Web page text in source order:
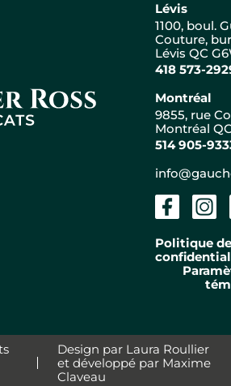
Avocats
Lévis
1100, boul.
Couture,
Lévis QC
418 573-
Montréal
9855, rue
Montréal
514 905-
Politique de
Design par Laura Roullier
et développé par Maxime
Claveau